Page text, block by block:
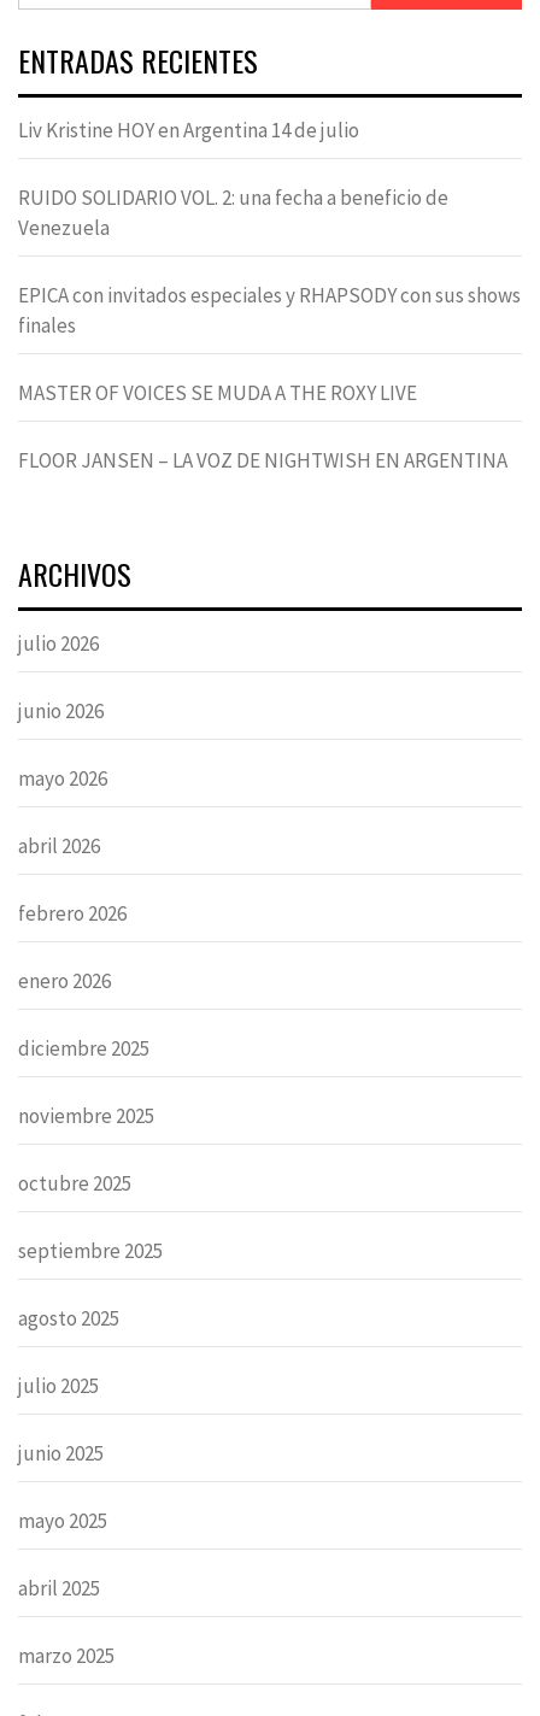
ENTRADAS RECIENTES
Liv Kristine HOY en Argentina 14 de julio
RUIDO SOLIDARIO VOL. 2: una fecha a beneficio de
Venezuela
EPICA con invitados especiales y RHAPSODY con sus shows
finales
MASTER OF VOICES SE MUDA A THE ROXY LIVE
FLOOR JANSEN – LA VOZ DE NIGHTWISH EN ARGENTINA
ARCHIVOS
julio 2026
junio 2026
mayo 2026
abril 2026
febrero 2026
enero 2026
diciembre 2025
noviembre 2025
octubre 2025
septiembre 2025
agosto 2025
julio 2025
junio 2025
mayo 2025
abril 2025
marzo 2025